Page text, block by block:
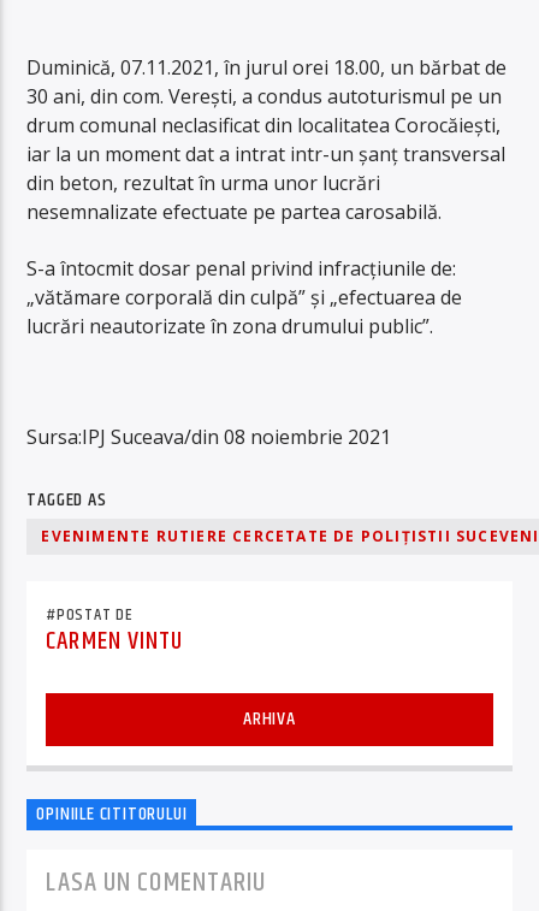
Duminică, 07.11.2021, în jurul orei 18.00, un bărbat de
30 ani, din com. Verești, a condus autoturismul pe un
drum comunal neclasificat din localitatea Corocăiești,
iar la un moment dat a intrat intr-un șanț transversal
din beton, rezultat în urma unor lucrări
nesemnalizate efectuate pe partea carosabilă.
S-a întocmit dosar penal privind infracţiunile de:
„vătămare corporală din culpă” şi „efectuarea de
lucrări neautorizate în zona drumului public”.
Sursa:IPJ Suceava/din08 noiembrie 2021
TAGGED AS
EVENIMENTE RUTIERE CERCETATE DE POLIŢISTII SUCEVENI
#POSTAT DE
CARMEN VINTU
ARHIVA
OPINIILE CITITORULUI
LASA UN COMENTARIU